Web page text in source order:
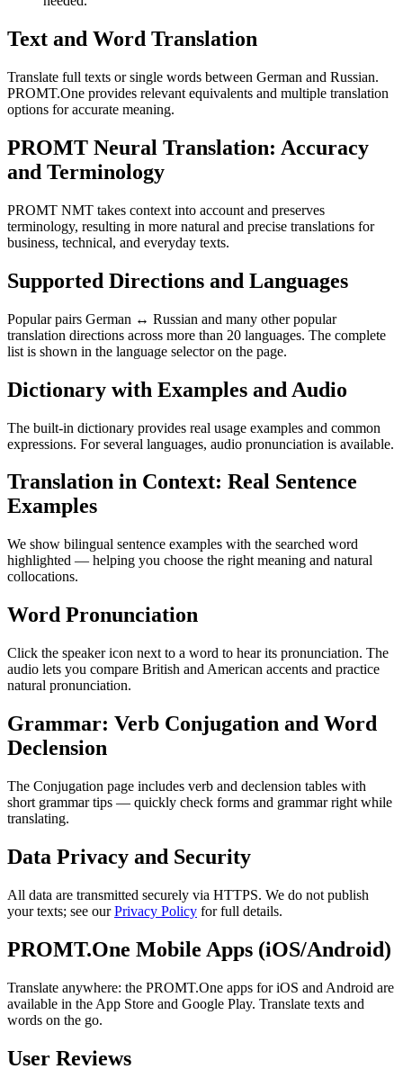
Text and Word Translation
Translate full texts or single words between German and Russian.
PROMT.One provides relevant equivalents and multiple translation
options for accurate meaning.
PROMT Neural Translation: Accuracy
and Terminology
PROMT NMT takes context into account and preserves
terminology, resulting in more natural and precise translations for
business, technical, and everyday texts.
Supported Directions and Languages
Popular pairs German ↔ Russian and many other popular
translation directions across more than 20 languages. The complete
list is shown in the language selector on the page.
Dictionary with Examples and Audio
The built-in dictionary provides real usage examples and common
expressions. For several languages, audio pronunciation is available.
Translation in Context: Real Sentence
Examples
We show bilingual sentence examples with the searched word
highlighted — helping you choose the right meaning and natural
collocations.
Word Pronunciation
Click the speaker icon next to a word to hear its pronunciation. The
audio lets you compare British and American accents and practice
natural pronunciation.
Grammar: Verb Conjugation and Word
Declension
The Conjugation page includes verb and declension tables with
short grammar tips — quickly check forms and grammar right while
translating.
Data Privacy and Security
All data are transmitted securely via HTTPS. We do not publish
your texts; see ourPrivacy Policy for full details.
PROMT.One Mobile Apps (iOS/Android)
Translate anywhere: the PROMT.One apps for iOS and Android are
available in the App Store and Google Play. Translate texts and
words on the go.
User Reviews